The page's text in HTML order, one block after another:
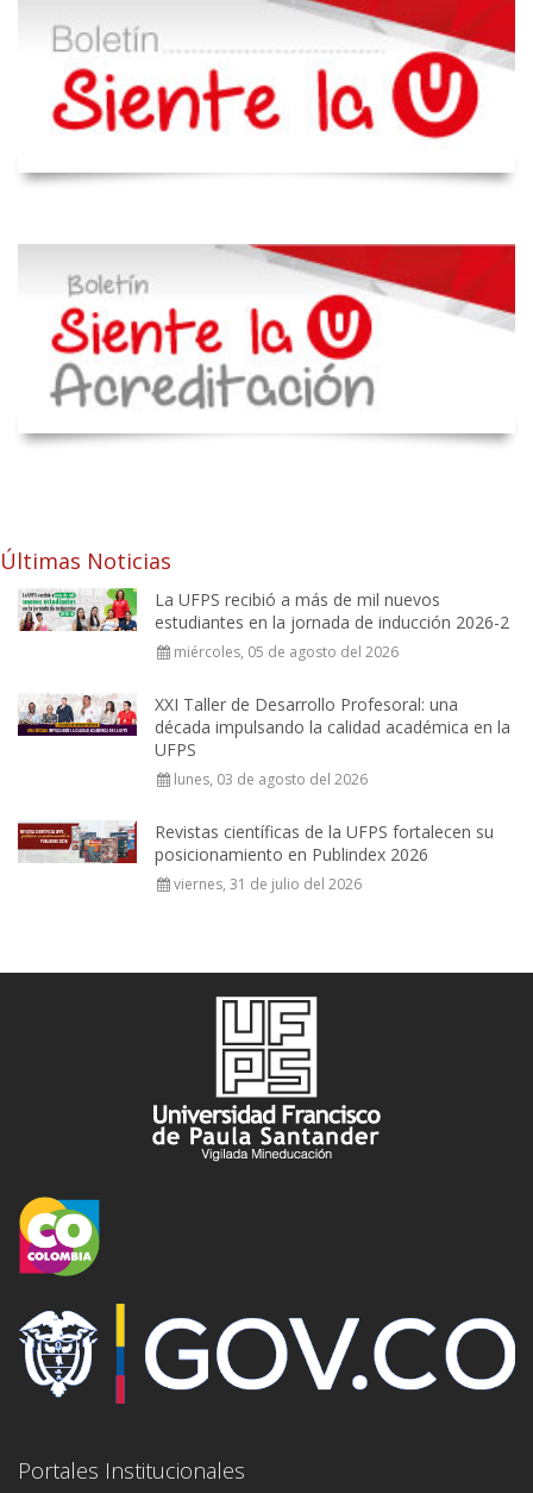
Últimas Noticias
La UFPS recibió a más de mil nuevos
estudiantes en la jornada de inducción 2026-2
miércoles, 05 de agosto del 2026
XXI Taller de Desarrollo Profesoral: una
década impulsando la calidad académica en la
UFPS
lunes, 03 de agosto del 2026
Revistas científicas de la UFPS fortalecen su
posicionamiento en Publindex 2026
viernes, 31 de julio del 2026
Portales Institucionales